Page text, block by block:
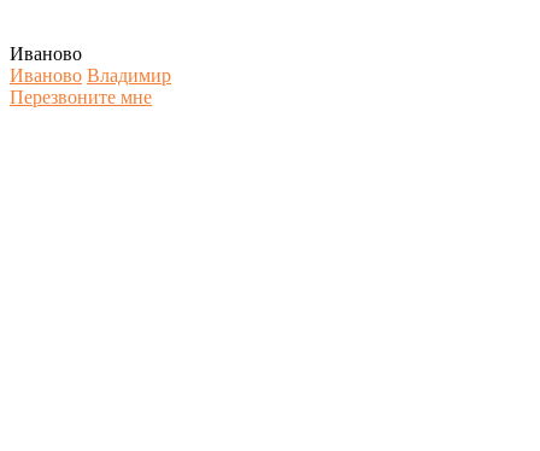
Иваново
Иваново Владимир
Перезвоните мне